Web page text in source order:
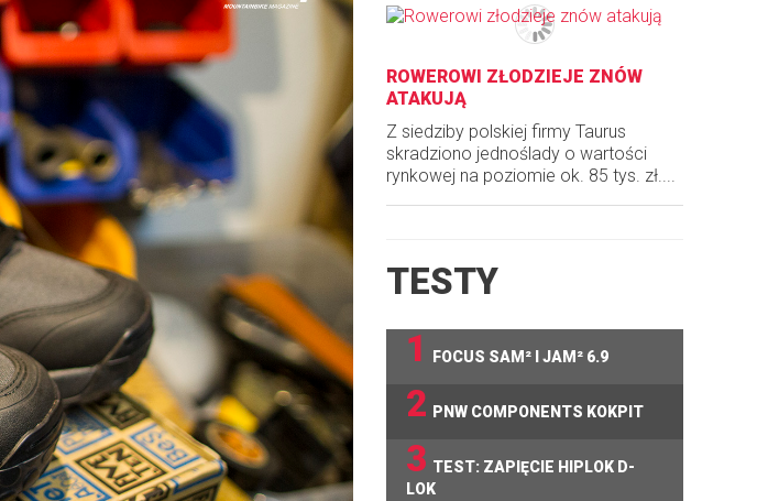
ROWEROWI ZŁODZIEJE ZNÓW
ATAKUJĄ
Z siedziby polskiej firmy Taurus
skradziono jednoślady o wartości
rynkowej na poziomie ok. 85 tys. zł....
TESTY
1
FOCUS SAM² I JAM² 6.9
2 PNW COMPONENTS KOKPIT
3 TEST: ZAPIĘCIE HIPLOK D-
LOK